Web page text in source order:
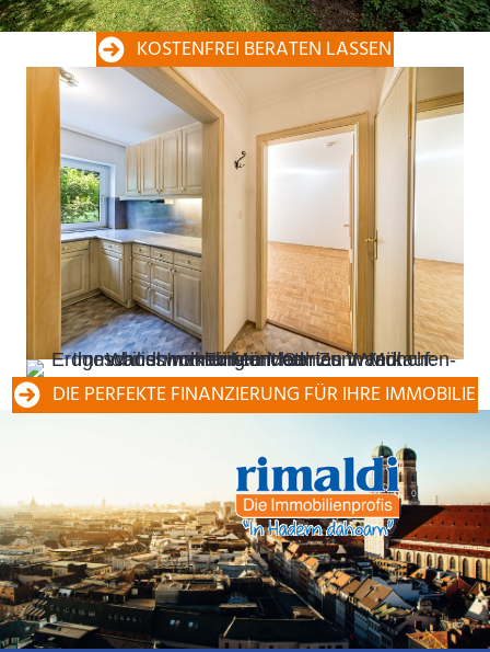
KOSTENFREI BERATEN LASSEN
DIE PERFEKTE FINANZIERUNG FÜR IHRE IMMOBILIE